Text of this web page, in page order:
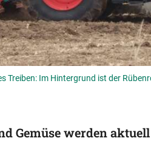
Treiben: Im Hintergrund ist der
Gemüse werden